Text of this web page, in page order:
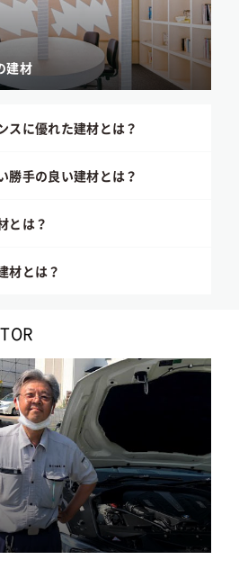
建材
スに優れた建材とは？
勝手の良い建材とは？
とは？
材とは？